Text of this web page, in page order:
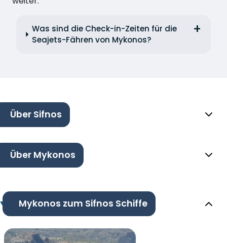
Was sind die Check-in-Zeiten für die
Seajets-Fähren von Mykonos?
Über Sifnos
Über Mykonos
Mykonos zum Sifnos Schiffe